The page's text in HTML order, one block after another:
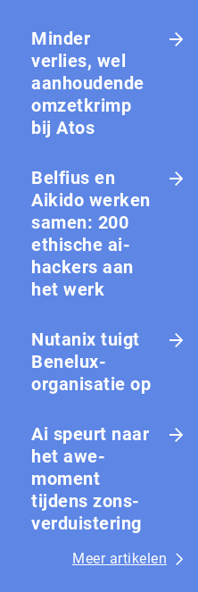
Minder
verlies, wel
aanhoudende
omzetkrimp
bij Atos
Belfius en
Aikido werken
samen: 200
ethische ai-
hackers aan
het werk
Nutanix tuigt
Benelux-
organisatie op
Ai speurt naar
het awe-
moment
tijdens zons­
ver­duis­te­ring
Meer artikelen